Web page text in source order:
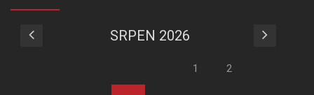
SRPEN 2026
1 2